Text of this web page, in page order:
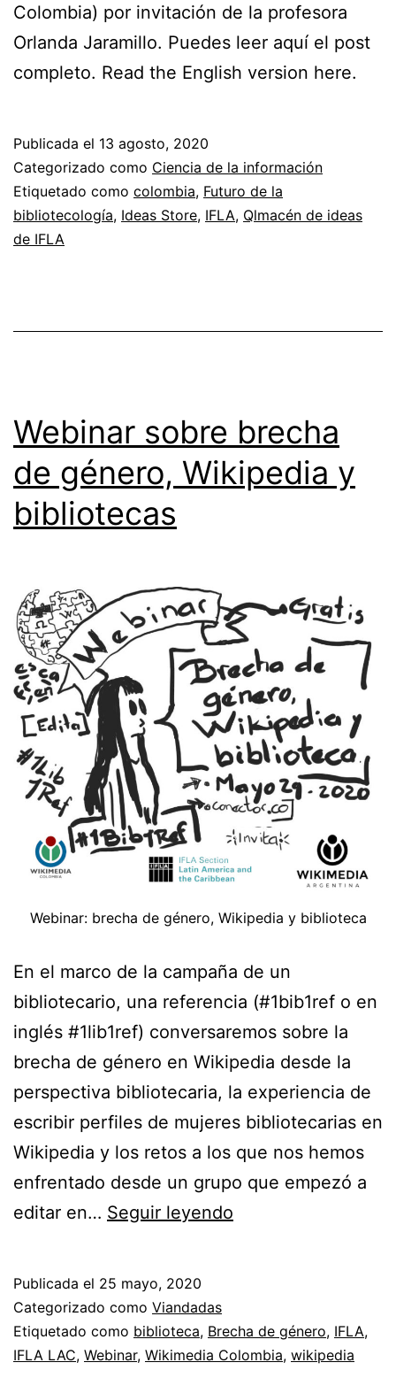
Colombia) por invitación de la profesora
Orlanda Jaramillo. Puedes leer aquí el post
completo. Read the English version here.
Publicada el 13 agosto, 2020
Categorizado como Ciencia de la información
Etiquetado como colombia, Futuro de la
bibliotecología, Ideas Store, IFLA, Qlmacén de ideas
de IFLA
Webinar sobre brecha
de género, Wikipedia y
bibliotecas
Webinar: brecha de género, Wikipedia y biblioteca
En el marco de la campaña de un
bibliotecario, una referencia (#1bib1ref o en
inglés #1lib1ref) conversaremos sobre la
brecha de género en Wikipedia desde la
perspectiva bibliotecaria, la experiencia de
escribir perfiles de mujeres bibliotecarias en
Wikipedia y los retos a los que nos hemos
enfrentado desde un grupo que empezó a
editar en… Seguir leyendo
género,
Wikipedia
Publicada el 25 mayo, 2020
Categorizado como Viandadas
Etiquetado como biblioteca, Brecha de género, IFLA,
IFLA LAC, Webinar, Wikimedia Colombia, wikipedia